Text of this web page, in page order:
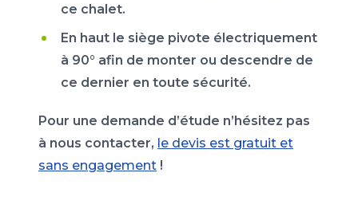
ce chalet.
En haut le siège pivote électriquement
à 90° afin de monter ou descendre de
ce dernier en toute sécurité.
Pour une demande d’étude n’hésitez pas
à nous contacter, le devis est gratuit et
sans engagement !